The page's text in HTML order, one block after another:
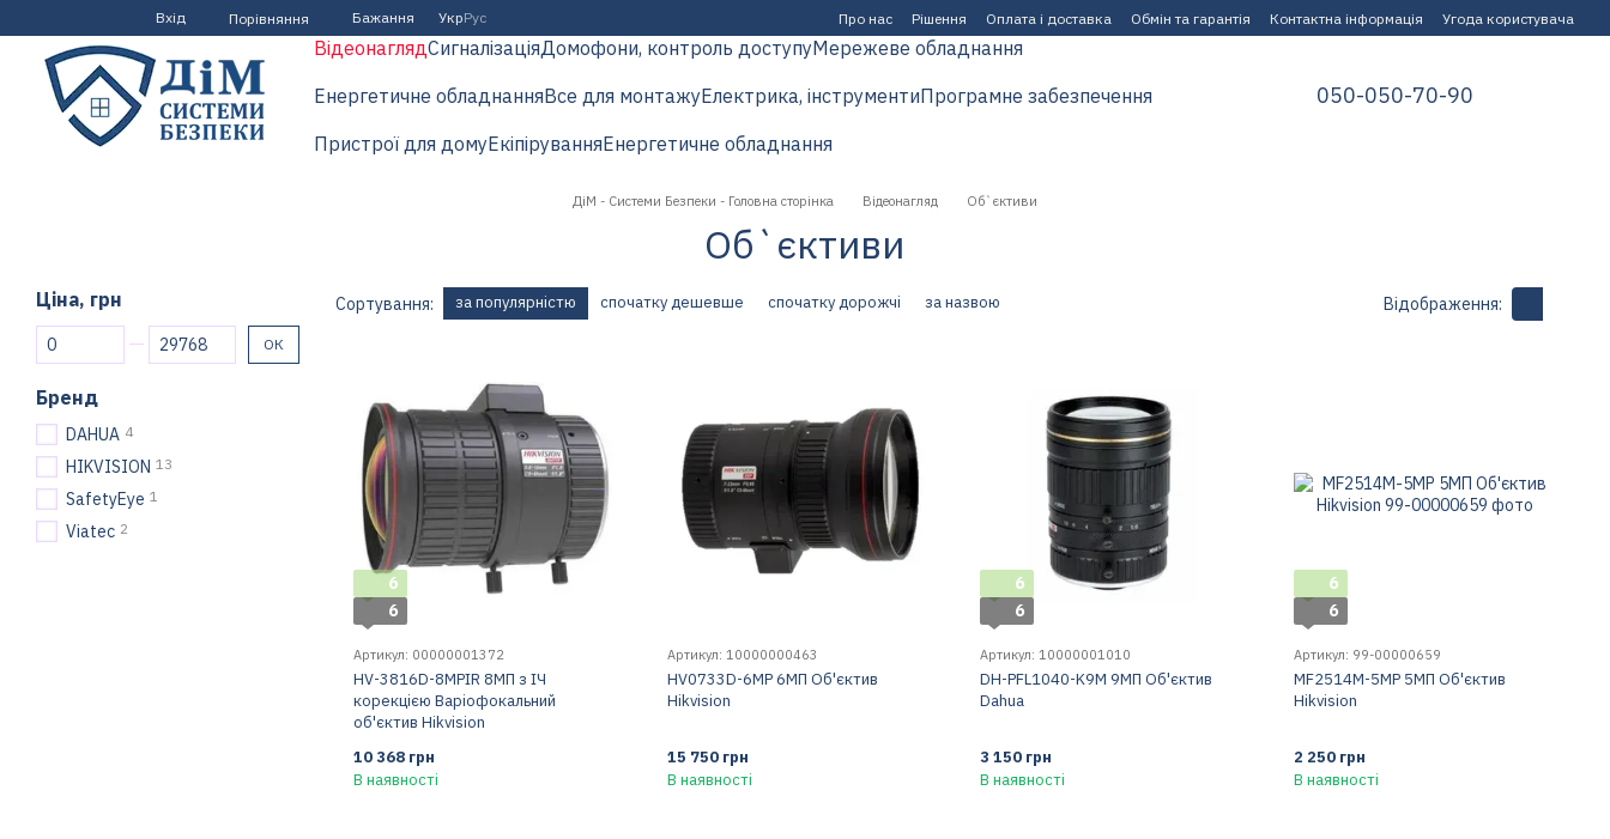
Перейти до основного контенту
Вхід Порівняння Бажання УкрРус Про нас Рішення Оплата і доставка Обмін та гарантія Контактна інформація Угода користувача
ВідеонаглядСигналізаціяДомофони, контроль доступуМережеве обладнання
Енергетичне обладнанняВсе для монтажуЕлектрика, інструментиПрограмне забезпечення
Пристрої для домуЕкіпіруванняЕнергетичне обладнання
050-050-70-90
ДіМ - Системи Безпеки - Головна сторінка Відеонагляд Об`єктиви
Об`єктиви
Сортування: за популярністю спочатку дешевше спочатку дорожчі за назвою Відображення:
6
6
Артикул: 00000001372
HV-3816D-8MPIR 8МП з ІЧ
корекцією Варіофокальний
об'єктив Hikvision
10 368 грн
В наявності
Артикул: 10000000463
HV0733D-6MP 6МП Об'єктив
Hikvision
15 750 грн
В наявності
6
6
Артикул: 10000001010
DH-PFL1040-K9M 9МП Об'єктив
Dahua
3 150 грн
В наявності
6
6
Артикул: 99-00000659
MF2514M-5MP 5МП Об'єктив
Hikvision
2 250 грн
В наявності
Ціна, грн
Від Ціна, грн
До Ціна, грн ОК
Бренд
DAHUA 4
HIKVISION 13
SafetyEye 1
Viatec 2